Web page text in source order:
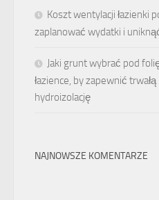
Koszt wentylacji łazienki
zaplanować wydatki i
Jaki grunt wybrać pod
łazience, by zapewnić
hydroizolację
NAJNOWSZE KOMENTARZE